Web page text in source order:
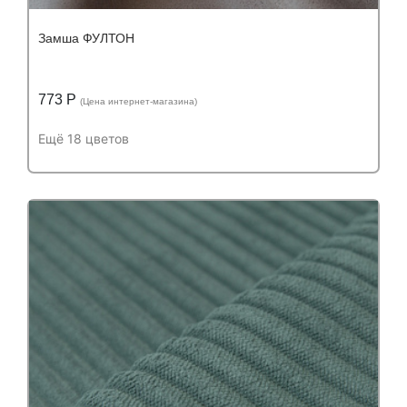
Замша ФУЛТОН
773 Р (Цена интернет-магазина)
Ещё 18 цветов
Устойчивость к истиранию:
Устойчивость к истиранию:более 50 000
полиэстер (PES) 100%